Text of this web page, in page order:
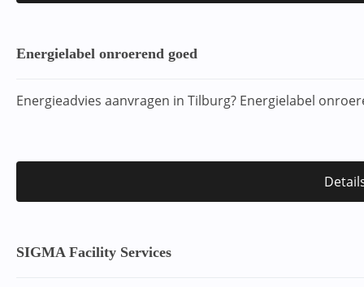
Energielabel onroerend goed
Energieadvies aanvragen in Tilburg? Energielabel
SIGMA Facility Services